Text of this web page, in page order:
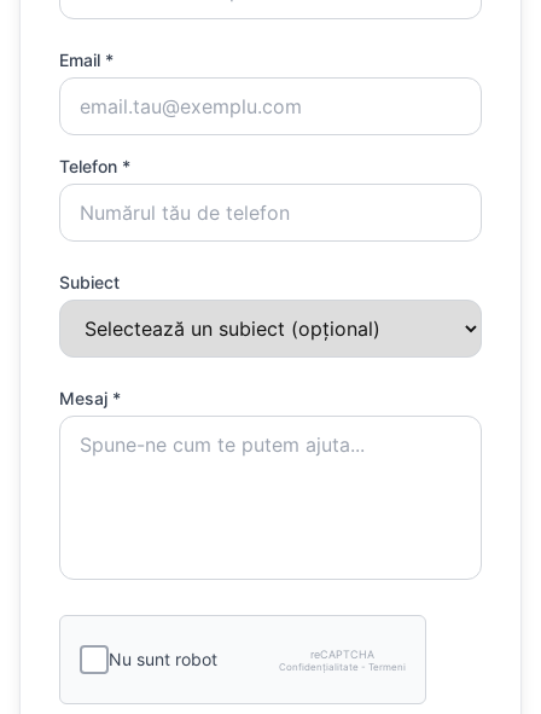
Email *
Telefon *
Subiect
Mesaj *
Nu sunt robot reCAPTCHA
Confidențialitate - Termeni